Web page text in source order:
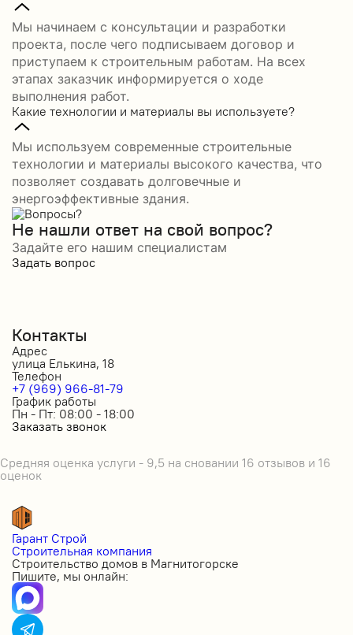
Мы начинаем с консультации и разработки
проекта, после чего подписываем договор и
приступаем к строительным работам. На всех
этапах заказчик информируется о ходе
выполнения работ.
Какие технологии и материалы вы используете?
Мы используем современные строительные
технологии и материалы высокого качества, что
позволяет создавать долговечные и
энергоэффективные здания.
Не нашли ответ на свой вопрос?
Задайте его нашим специалистам
Задать вопрос
Контакты
Адрес
улица Елькина, 18
Телефон
+7 (969) 966-81-79
График работы
Пн - Пт: 08:00 - 18:00
Заказать звонок
Средняя оценка услуги - 9,5 на сновании 16 отзывов и 16
оценок
Гарант Строй
Строительная компания
Строительство домов в Магнитогорске
Пишите, мы онлайн: